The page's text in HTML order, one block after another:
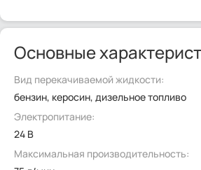
Основные
Вид перекачиваемой жидкости:
бензин, керосин, дизельное топливо
Электропитание:
24 В
Максимальная производительность: